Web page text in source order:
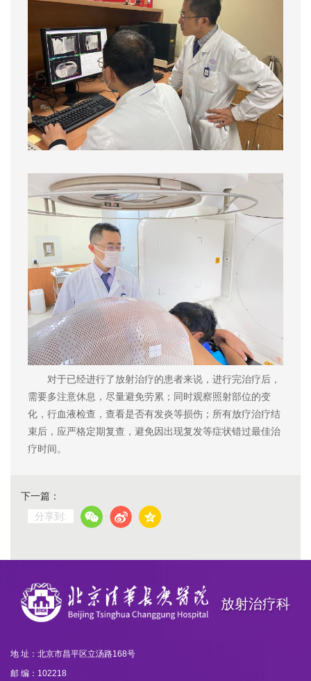
对于已经进行了放射治疗的患者来说，进行完治疗后，
需要多注意休息，尽量避免劳累；同时观察照射部位的变
化，行血液检查，查看是否有发炎等损伤；所有放疗治疗结
束后，应严格定期复查，避免因出现复发等症状错过最佳治
疗时间。
下一篇：
分享到:
放射治疗科
地 址：北京市昌平区立汤路168号
邮 编：102218